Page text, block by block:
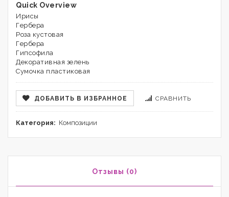
Quick Overview
Ирисы
Гербера
Роза кустовая
Гербера
Гипсофила
Декоративная зелень
Сумочка пластиковая
ДОБАВИТЬ В ИЗБРАННОЕ СРАВНИТЬ
Категория: Композиции
Отзывы (0)